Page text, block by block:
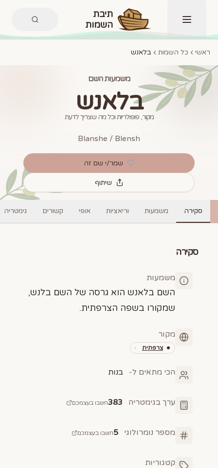
תפריט
תיבת
השמות
ראשי כל השמות בלאנש
משמעות השם
בלאנש
מקור, פופולריות וכל מה שצריך לדעת
Blanshe / Blensh
שמר/י שם זה
שיתוף
סקירה משמעות וריאציות אופי קשורים גימטריה
סקירה
משמעות
השם בלאנש הוא גרסה של השם בלנש,
שמקורו בשפה הצרפתית.
מקור
צרפתית
הכי מתאים ל- בנות
ערך בגימטריה 383חשבו בעצמכם
מספר נומרולוגי 5חשבו בעצמכם
קטגוריות